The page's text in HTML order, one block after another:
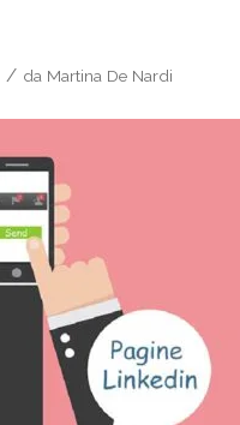
/ da Martina De Nardi